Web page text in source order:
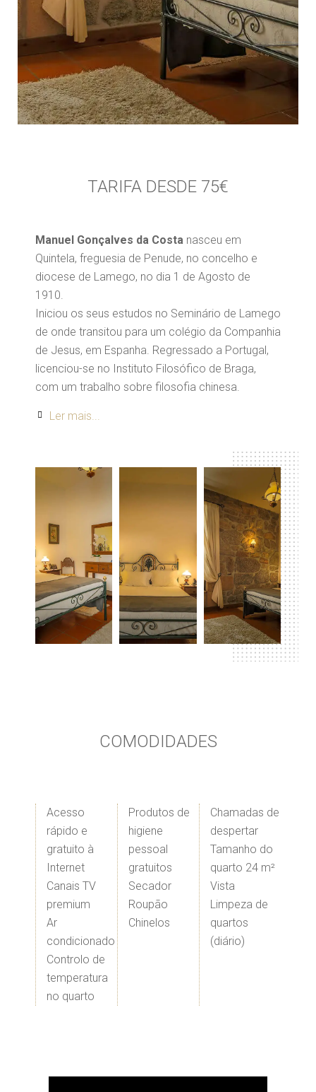
TARIFA DESDE 75€
Manuel Gonçalves da Costa nasceu em
Quintela, freguesia de Penude, no concelho e
diocese de Lamego, no dia 1 de Agosto de
1910.
Iniciou os seus estudos no Seminário de Lamego
de onde transitou para um colégio da Companhia
de Jesus, em Espanha. Regressado a Portugal,
licenciou-se no Instituto Filosófico de Braga,
com um trabalho sobre filosofia chinesa.
Ler mais...
COMODIDADES
Acesso
rápido e
gratuito à
Internet
Canais TV
premium
Ar
condicionado
​Controlo de
temperatura
no quarto
Produtos de
higiene
pessoal
gratuitos
Secador
​Roupão
​Chinelos
Chamadas de
despertar
Tamanho do
quarto 24 m²
Vista
Limpeza de
quartos
(diário)